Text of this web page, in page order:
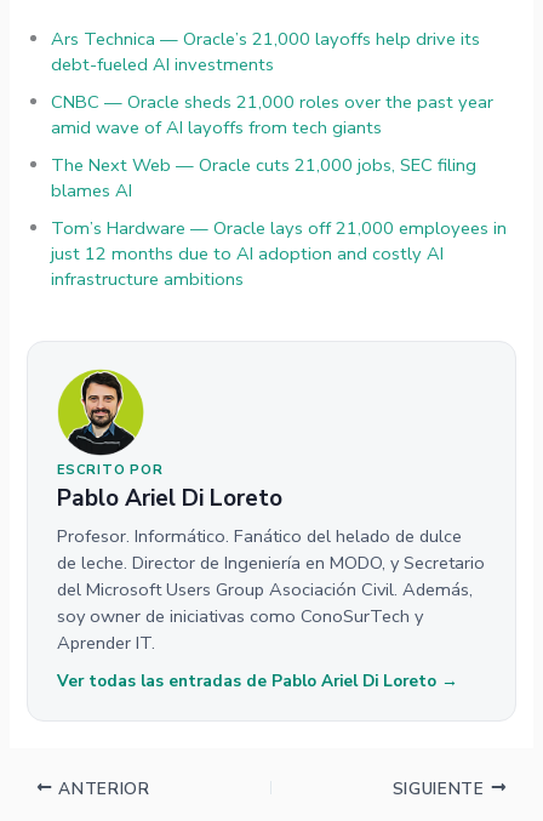
Ars Technica — Oracle’s 21,000 layoffs help drive its
debt-fueled AI investments
CNBC — Oracle sheds 21,000 roles over the past year
amid wave of AI layoffs from tech giants
The Next Web — Oracle cuts 21,000 jobs, SEC filing
blames AI
Tom’s Hardware — Oracle lays off 21,000 employees in
just 12 months due to AI adoption and costly AI
infrastructure ambitions
ESCRITO POR
Pablo Ariel Di Loreto
Profesor. Informático. Fanático del helado de dulce
de leche. Director de Ingeniería en MODO, y Secretario
del Microsoft Users Group Asociación Civil. Además,
soy owner de iniciativas como ConoSurTech y
Aprender IT.
Ver todas las entradas de Pablo Ariel Di Loreto →
ANTERIOR SIGUIENTE